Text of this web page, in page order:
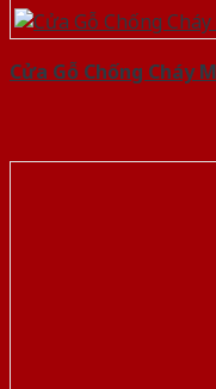
Cửa Gỗ Chống Cháy